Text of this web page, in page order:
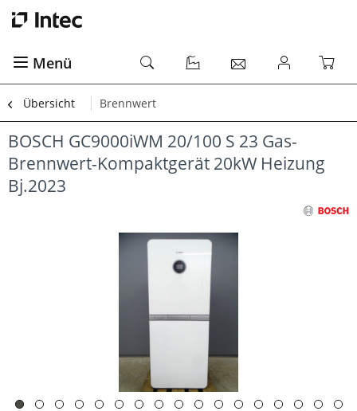
Menü
Übersicht Brennwert
BOSCH GC9000iWM 20/100 S 23 Gas-
Brennwert-Kompaktgerät 20kW Heizung
Bj.2023